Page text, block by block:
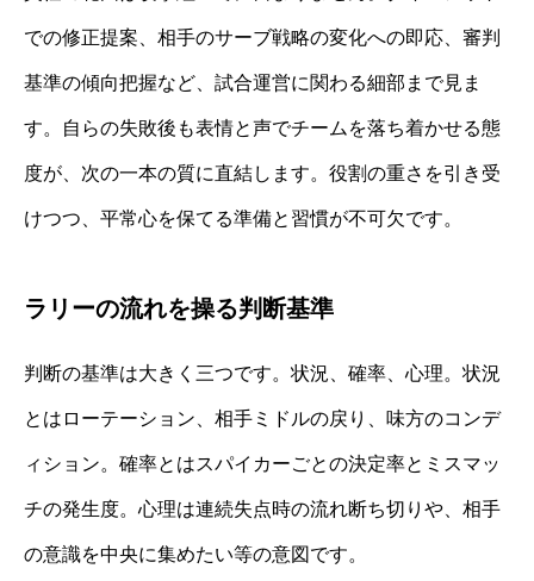
での修正提案、相手のサーブ戦略の変化への即応、審判
基準の傾向把握など、試合運営に関わる細部まで見ま
す。自らの失敗後も表情と声でチームを落ち着かせる態
度が、次の一本の質に直結します。役割の重さを引き受
けつつ、平常心を保てる準備と習慣が不可欠です。
ラリーの流れを操る判断基準
判断の基準は大きく三つです。状況、確率、心理。状況
とはローテーション、相手ミドルの戻り、味方のコンデ
ィション。確率とはスパイカーごとの決定率とミスマッ
チの発生度。心理は連続失点時の流れ断ち切りや、相手
の意識を中央に集めたい等の意図です。